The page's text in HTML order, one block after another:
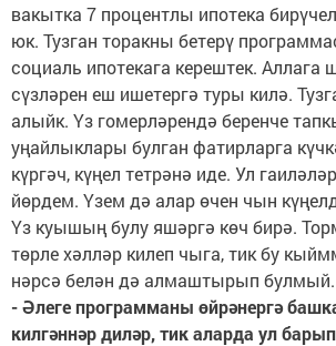
вакытка 7 процентлы ипотека
юк. Тузган торакны бетерү
социаль ипотекага керештек. Аллага
сүзләрен еш ишетергә туры килә.
алыйк. Үз гомерләрендә беренче
уңайлыклары булган фатирларга
күргәч, күңел тетрәнә иде. Ул
йөрдем. Үзем дә алар өчен чын
Үз куышың булу яшәргә көч бирә.
төрле хәлләр килеп чыга, тик бу
нәрсә белән дә алмаштырып булмый.
- Әлеге программаны өйрәнергә
килгәннәр диләр, тик аларда ул